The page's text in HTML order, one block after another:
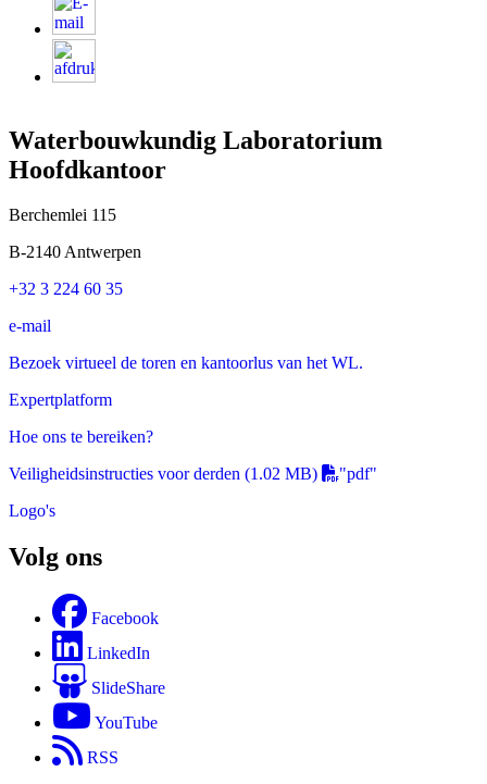
Waterbouwkundig Laboratorium
Hoofdkantoor
Berchemlei 115
B-2140 Antwerpen
+32 3 224 60 35
e-mail
Bezoek virtueel de toren en kantoorlus van het WL.
Expertplatform
Hoe ons te bereiken?
Veiligheidsinstructies voor derden (1.02 MB)
"pdf"
Logo's
Volg ons
Facebook
LinkedIn
SlideShare
YouTube
RSS